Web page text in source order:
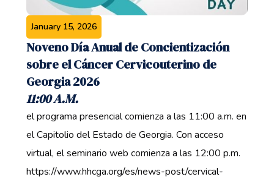
January 15, 2026
Noveno Día Anual de Concientización
sobre el Cáncer Cervicouterino de
Georgia 2026
11:00 A.M.
el programa presencial comienza a las 11:00 a.m. en
el Capitolio del Estado de Georgia. Con acceso
virtual, el seminario web comienza a las 12:00 p.m.
https://www.hhcga.org/es/news-post/cervical-